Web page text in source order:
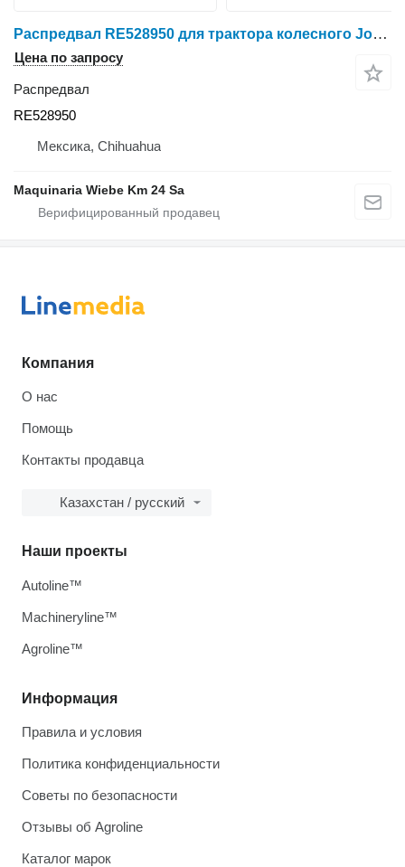
Распредвал RE528950 для трактора колесного John Deere 6068H
Цена по запросу
Распредвал
RE528950
Мексика, Chihuahua
Maquinaria Wiebe Km 24 Sa
Компания
О нас
Помощь
Контакты продавца
Казахстан / русский
Информация
Правила и условия
Политика конфиденциальности
Советы по безопасности
Отзывы об Agroline
Каталог марок
Наши проекты
Autoline™
Machineryline™
Agroline™